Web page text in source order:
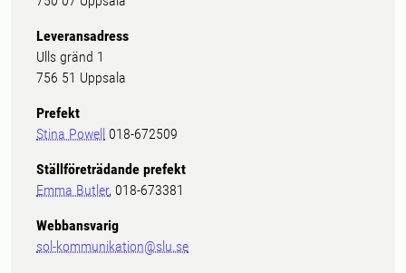
Leveransadress
Ulls gränd 1
756 51 Uppsala
Prefekt
Stina Powell 018-672509
Ställföreträdande prefekt
Emma Butler, 018-673381
Webbansvarig
sol-kommunikation@slu.se